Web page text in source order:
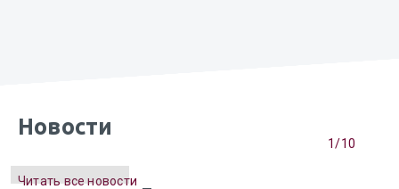
Новости
Читать все новости
1/10